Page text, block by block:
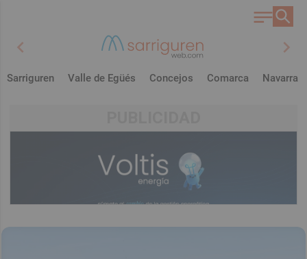
chevron_left chevron_right
Sarriguren Valle de Egüés Concejos Comarca Navarra